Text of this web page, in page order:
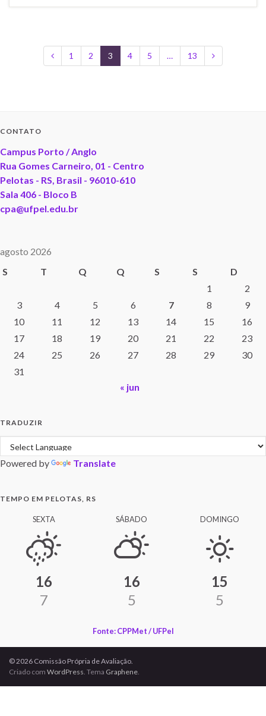
1 2 3 4 5 … 13
CONTATO
Campus Porto / Anglo
Rua Gomes Carneiro, 01 - Centro
Pelotas - RS, Brasil - 96010-610
Sala 406 - Bloco B
cpa@ufpel.edu.br
agosto 2026
S
T Q Q S S
D
1
2
3
4 5 6 7 8
9
10
11 12 13 14 15
16
17
18 19 20 21 22
23
24
25 26 27 28 29
30
31
« jun
TRADUZIR
Powered by Translate
TEMPO EM PELOTAS, RS
SEXTA
16
7
SÁBADO
16
5
DOMINGO
15
5
Fonte: CPPMet / UFPel
© 2026 Comissão Própria de Avaliação.
Criado com WordPress. Tema Graphene.